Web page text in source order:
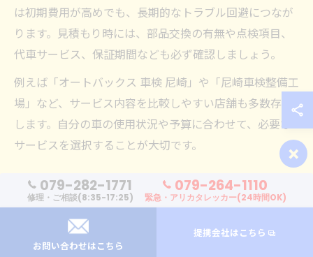
は初期費用が高めでも、長期的なトラブル回避につなが
ります。見積もり時には、部品交換の有無や点検項目、
代車サービス、保証期間なども必ず確認しましょう。
例えば「オートバックス 車検 尼崎」や「尼崎車検整備工
場」など、サービス内容を比較しやすい店舗も多数存在
します。自分の車の使用状況や予算に合わせて、必要な
サービスを選択することが大切です。
車検即日対応のメリットと注意点
最近では「尼崎車検 即日」や「車検の速太郎 尼崎」のよ
うに、即日対応を謳う店舗が増えています。即日車検の
最大のメリットは、忙しい方でも車を預ける日数を最小
×
079-282-1771
修理・ご相談(8:35-17:25)
079-264-1110
緊急・アリカタレッカー(24時間OK)
お問い合わせはこちら
提携会社はこちら